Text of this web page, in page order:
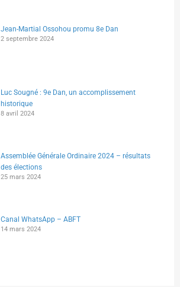
Jean-Martial Ossohou promu 8e Dan
2 septembre 2024
Luc Sougné : 9e Dan, un accomplissement
historique
8 avril 2024
Assemblée Générale Ordinaire 2024 – résultats
des élections
25 mars 2024
Canal WhatsApp – ABFT
14 mars 2024